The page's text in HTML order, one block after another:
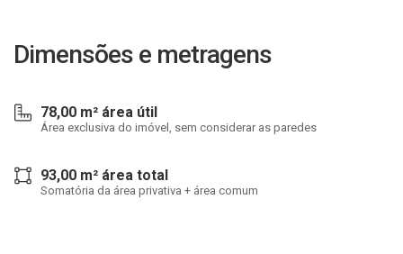
Dimensões e metragens
78,00 m² área útil
Área exclusiva do imóvel, sem considerar as paredes
93,00 m² área total
Somatória da área privativa + área comum